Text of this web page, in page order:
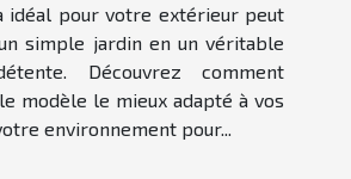
idéal pour votre extérieur peut
simple jardin en un véritable
Découvrez comment
modèle le mieux adapté à vos
environnement pour...